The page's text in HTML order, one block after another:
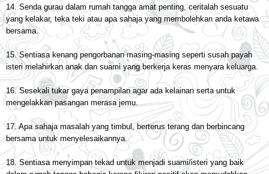
14. Senda gurau dalam rumah tangga amat penting, ceritalah sesuatu
yang kelakar, teka teki atau apa sahaja yang membolehkan anda ketawa
bersama.
15. Sentiasa kenang pengorbanan masing-masing seperti susah payah
isteri melahirkan anak dan suami yang berkerja keras menyara keluarga.
16. Sesekali tukar gaya penampilan agar ada kelainan serta untuk
mengelakkan pasangan merasa jemu.
17. Apa sahaja masalah yang timbul, berterus terang dan berbincang
bersama untuk menyelesaikannya.
18. Sentiasa menyimpan tekad untuk menjadi suami/isteri yang baik